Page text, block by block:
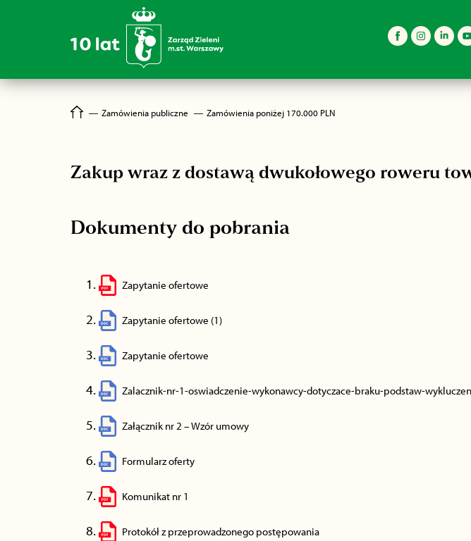
― Zamówienia publiczne ― Zamówienia poniżej 170.000 PLN
Zakup wraz z dostawą dwukołowego roweru
Dokumenty do pobrania
Zapytanie ofertowe
Zapytanie ofertowe (1)
Zapytanie ofertowe
Zalacznik-nr-1-oswiadczenie-wykonawcy-dotyczace-braku-podstaw-
Załącznik nr 2 – Wzór umowy
Formularz oferty
Komunikat nr 1
Protokół z przeprowadzonego postępowania